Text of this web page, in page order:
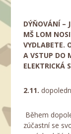
DÝŇOVÁNÍ –
MŠ LOM
VYDLABETE.
A VSTUP DO
ELEKTRICKÁ
2.11.
Během
zúčastní se